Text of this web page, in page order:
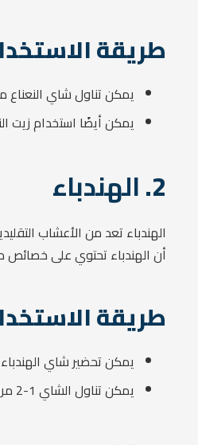
طريقة
يمكن تناول شاي النعناع
يمكن أيضًا استخدام زيت
2. الهندباء
الهندباء تعد من الأعشاب
أن الهندباء تحتوي على خصائص
طريقة
يمكن تحضير شاي
يمكن تناول الشاي 1-2 مرات يوميًا.